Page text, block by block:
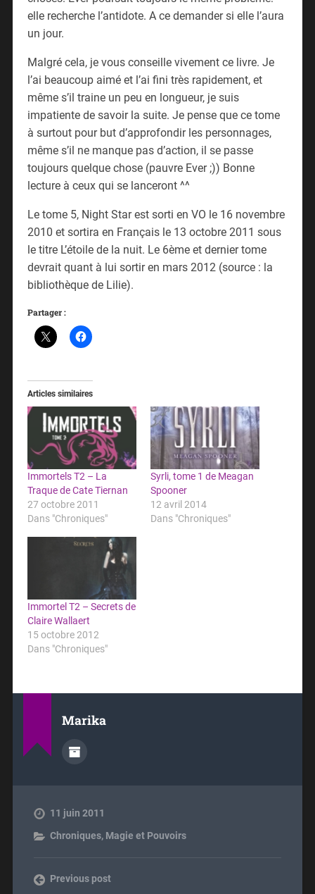
elle recherche l’antidote. A ce demander si elle l’aura
un jour.
Malgré cela, je vous conseille vivement ce livre. Je
l’ai beaucoup aimé et l’ai fini très rapidement, et
même s’il traine un peu en longueur, je suis
impatiente de savoir la suite. Je pense que ce tome
à surtout pour but d’approfondir les personnages,
même s’il ne manque pas d’action, il se passe
toujours quelque chose (pauvre Ever ;)) Bonne
lecture à ceux qui se lanceront ^^
Le tome 5, Night Star est sorti en VO le 16 novembre
2010 et sortira en Français le 13 octobre 2011 sous
le titre L’étoile de la nuit. Le 6ème et dernier tome
devrait quant à lui sortir en mars 2012 (source : la
bibliothèque de Lilie).
Partager :
Articles similaires
Immortels T2 – La
Traque de Cate Tiernan
27 octobre 2011
Dans "Chroniques"
Syrli, tome 1 de Meagan
Spooner
12 avril 2014
Dans "Chroniques"
Immortel T2 – Secrets de
Claire Wallaert
15 octobre 2012
Dans "Chroniques"
Marika
11 juin 2011
Chroniques, Magie et Pouvoirs
Previous post